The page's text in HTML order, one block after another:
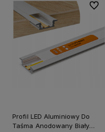
Profil LED Aluminiowy Do
Taśma Anodowany Biały
Do